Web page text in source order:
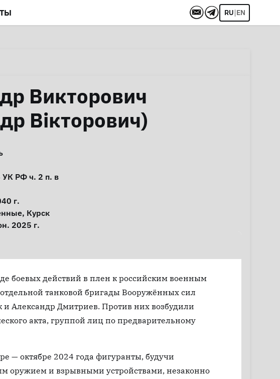
RU|EN
Викторович
Вікторович)
УК РФ ч. 2 п. в
г.
, Курск
2025 г.
боевых действий в плен к российским военным
танковой бригады Вооружённых сил
Александр Дмитриев. Против них возбудили
акта, группой лиц по предварительному
— октябре 2024 года фигуранты, будучи
оружием и взрывными устройствами, незаконно